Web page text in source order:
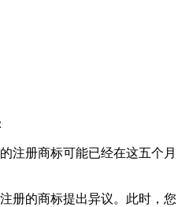
注册商标可能已经在这五个月
册的商标提出异议。此时，您